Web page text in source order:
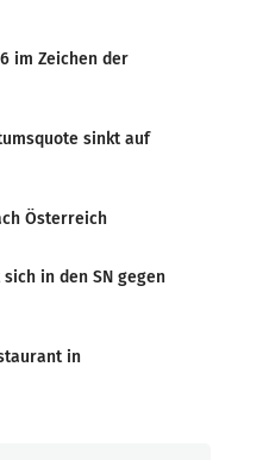
im Zeichen der
sinkt auf
Österreich
in den SN gegen
in